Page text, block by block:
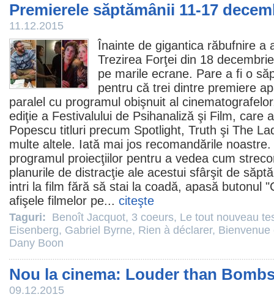
Premierele săptămânii 11-17
11.12.2015
Înainte de gigantica răbufnire a
Trezirea Forţei din 18
pe marile ecrane. Pare a fi o
pentru că trei dintre premiere
paralel cu programul obişnuit al
ediţie a Festivalului de Psihanaliză şi Film, care
Popescu titluri precum Spotlight, Truth şi The
multe altele. Iată mai jos recomandările
programul proiecţiilor pentru a vedea cum
planurile de distracţie ale acestui sfârşit de
intri la film fără să stai la coadă, apasă butonul
afişele filmelor pe... citeşte
Taguri: Benoît Jacquot, 3 coeurs, Le tout nouveau
Eisenberg, Gabriel Byrne, Rien à déclarer, Bienvenue
Dany Boon
Nou la cinema: Louder than
09.12.2015